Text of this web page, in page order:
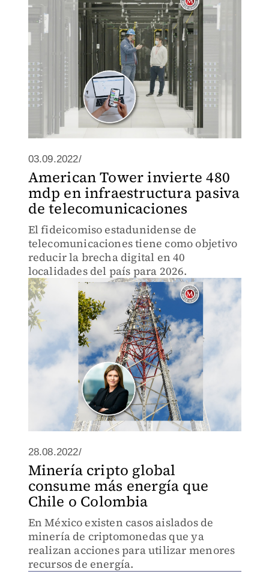
03.09.2022/
American Tower invierte 480
mdp en infraestructura pasiva
de telecomunicaciones
El fideicomiso estadunidense de
telecomunicaciones tiene como objetivo
reducir la brecha digital en 40
localidades del país para 2026.
28.08.2022/
Minería cripto global
consume más energía que
Chile o Colombia
En México existen casos aislados de
minería de criptomonedas que ya
realizan acciones para utilizar menores
recursos de energía.